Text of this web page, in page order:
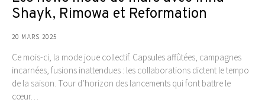
Shayk, Rimowa et Reformation
20 MARS 2025
Ce mois-ci, la mode joue collectif. Capsules affûtées, campagnes
incarnées, fusions inattendues : les collaborations dictent le tempo
de la saison. Tour d’horizon des lancements qui font battre le
cœur…